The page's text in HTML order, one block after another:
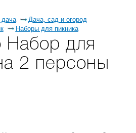
Дача, сад и огород
Наборы для пикника
для
2 персоны